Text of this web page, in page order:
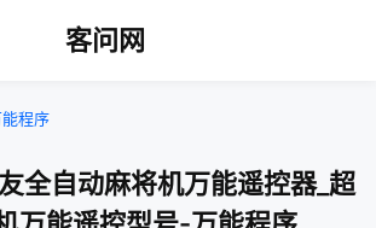
客问网
程序
全自动麻将机万能遥控器_超